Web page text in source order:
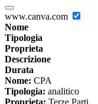
www.canva.com
Nome
Tipologia
Proprieta
Descrizione
Durata
Nome: CPA
Tipologia: analitico